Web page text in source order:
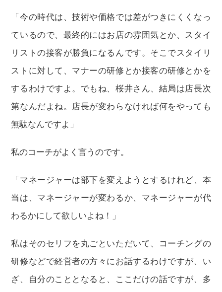
「今の時代は、技術や価格では差がつきにくくなっ
ているので、最終的にはお店の雰囲気とか、スタイ
リストの接客が勝負になるんです。そこでスタイリ
ストに対して、マナーの研修とか接客の研修とかを
するわけですよ。でもね、桜井さん、結局は店長次
第なんだよね。店長が変わらなければ何をやっても
無駄なんですよ」
私のコーチがよく言うのです。
「マネージャーは部下を変えようとするけれど、本
当は、マネージャーが変わるか、マネージャーが代
わるかにして欲しいよね！」
私はそのセリフを丸ごといただいて、コーチングの
研修などで経営者の方々にお話するわけですが、い
ざ、自分のこととなると、ここだけの話ですが、多